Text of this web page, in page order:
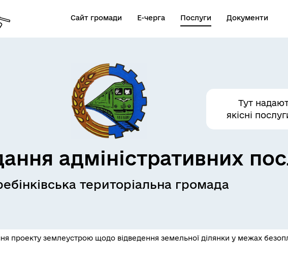
Сайт громади Е-черга Послуги Документи
Тут
якісні
адміністративних
територіальна громада
проекту землеустрою щодо відведення земельної ділянки у межах